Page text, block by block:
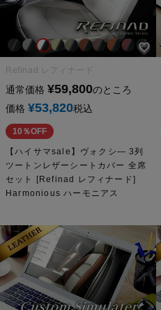
Refinad レフィナード
通常価格 ¥59,800のところ
価格 ¥53,820税込
10％OFF
【ハイサマsale】ヴォクシ― 3列
ツートンレザーシートカバー 全席
セット [Refinad レフィナード]
Harmonious ハーモニアス